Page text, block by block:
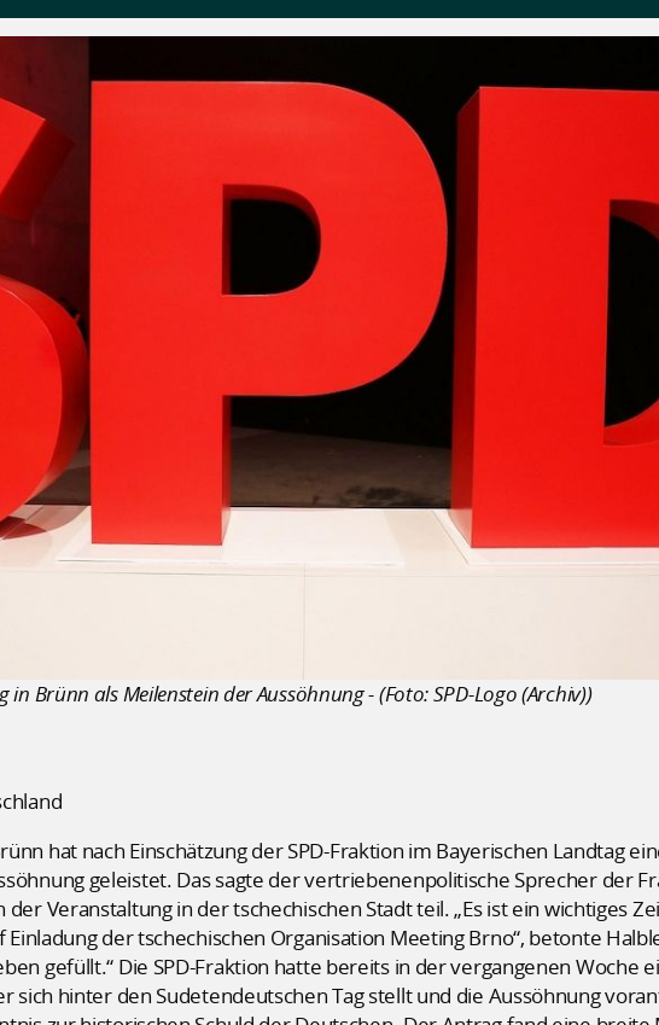
in Brünn als Meilenstein der Aussöhnung - (Foto: SPD-Logo (Archiv))
hat nach Einschätzung der SPD-Fraktion im Bayerischen Landtag
geleistet. Das sagte der vertriebenenpolitische Sprecher der
der Veranstaltung in der tschechischen Stadt teil. „Es ist ein wichtiges
der tschechischen Organisation Meeting Brno“, betonte
gefüllt.“ Die SPD-Fraktion hatte bereits in der vergangenen Woche
sich hinter den Sudetendeutschen Tag stellt und die Aussöhnung